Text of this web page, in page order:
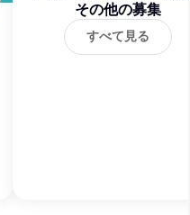
社
その他の募集
すべて見る